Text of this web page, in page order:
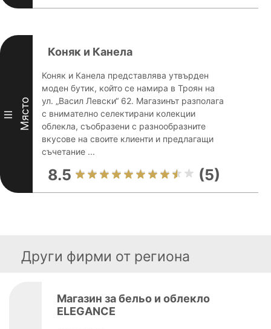
III Място
Коняк и Канела
Коняк и Канела представлява утвърден
моден бутик, който се намира в Троян на
ул. „Васил Левски“ 62. Магазинът разполага
с внимателно селектирани колекции
облекла, съобразени с разнообразните
вкусове на своите клиенти и предлагащи
съчетание ...
8.5 (5)
Други фирми от региона
Магазин за бельо и облекло
ELEGANCE